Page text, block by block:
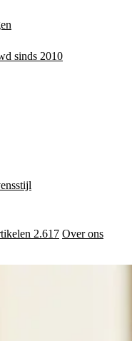
sinds 2010
2.617 Over ons